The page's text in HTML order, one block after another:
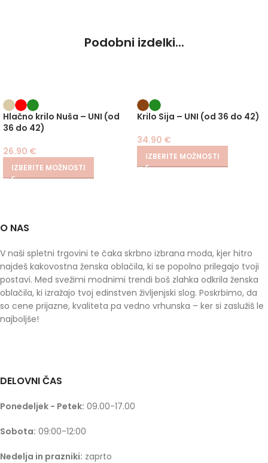
Podobni izdelki...
Hlačno krilo Nuša – UNI (od
36 do 42)
26.90 €
IZBERITE MOŽNOSTI
Krilo Sija – UNI (od 36 do 42)
34.90 €
IZBERITE MOŽNOSTI
O NAS
V naši spletni trgovini te čaka skrbno izbrana moda, kjer hitro
najdeš kakovostna ženska oblačila, ki se popolno prilegajo tvoji
postavi. Med svežimi modnimi trendi boš zlahka odkrila ženska
oblačila, ki izražajo tvoj edinstven življenjski slog. Poskrbimo, da
so cene prijazne, kvaliteta pa vedno vrhunska – ker si zaslužiš le
najboljše!
DELOVNI ČAS
Ponedeljek - Petek: 09.00-17.00
Sobota: 09:00-12:00
Nedelja in prazniki: zaprto